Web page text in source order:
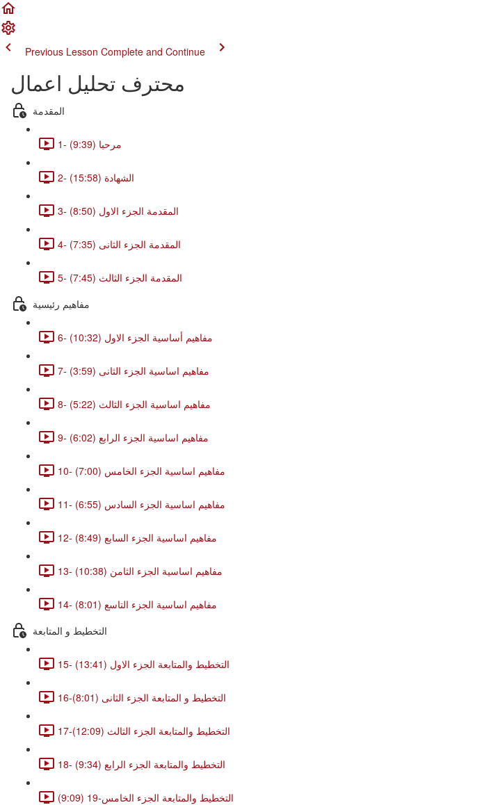
Previous Lesson Complete and Continue
محترف تحليل اعمال
المقدمة
1- مرحبا (9:39)
2- الشهادة (15:58)
3- المقدمة الجزء الاول (8:50)
4- المقدمة الجزء الثانى (7:35)
5- المقدمة الجزء الثالث (7:45)
مفاهيم رئيسية
6- مفاهيم أساسية الجزء الاول (10:32)
7- مفاهيم اساسية الجزء الثانى (3:59)
8- مفاهيم اساسية الجزء الثالث (5:22)
9- مفاهيم اساسية الجزء الرابع (6:02)
10- مفاهيم اساسية الجزء الخامس (7:00)
11- مفاهيم اساسية الجزء السادس (6:55)
12- مفاهيم اساسية الجزء السابع (8:49)
13- مفاهيم اساسية الجزء الثامن (10:38)
14- مفاهيم اساسية الجزء التاسع (8:01)
التخطيط و المتابعة
15- التخطيط والمتابعة الجزء الاول (13:41)
16-التخطيط و المتابعة الجزء الثانى (8:01)
17-التخطيط والمتابعة الجزء الثالث (12:09)
18- التخطيط والمتابعة الجزء الرابع (9:34)
التخطيط والمتابعة الجزء الخامس-19 (9:09)